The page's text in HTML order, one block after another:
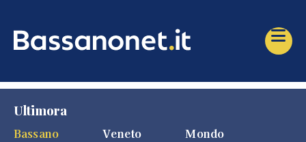
Ultimora
Bassano
Veneto Mondo